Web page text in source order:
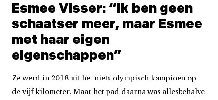
Esmee Visser: “Ik ben geen
schaatser meer, maar Esmee
met haar eigen
eigenschappen”
Ze werd in 2018 uit het niets olympisch kampioen op
de vijf kilometer. Maar het pad daarna was allesbehalve